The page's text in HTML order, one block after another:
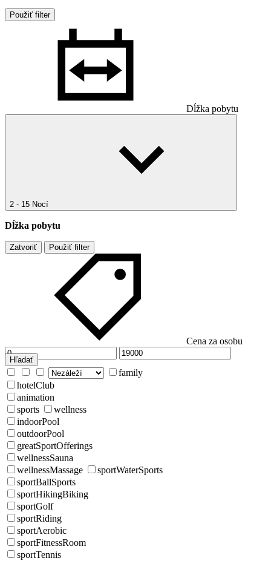
Použiť filter
Dĺžka pobytu
2 - 15 Nocí
Dĺžka pobytu
Zatvoriť Použiť filter
Cena za osobu
Hľadať
family
hotelClub
animation
sports
wellness
indoorPool
outdoorPool
greatSportOfferings
wellnessSauna
wellnessMassage
sportWaterSports
sportBallSports
sportHikingBiking
sportGolf
sportRiding
sportAerobic
sportFitnessRoom
sportTennis